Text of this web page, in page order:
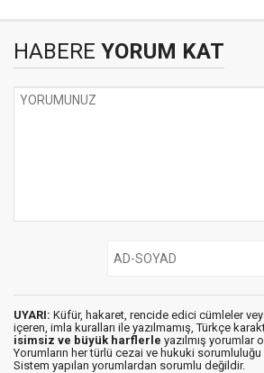
HABERE YORUM KAT
UYARI: Küfür, hakaret, rencide edici cümleler
içeren, imla kuralları ile yazılmamış, Türkçe
isimsiz ve büyük harflerle yazılmış yorumlar
Yorumların her türlü cezai ve hukuki
Sistem yapılan yorumlardan sorumlu değildir.